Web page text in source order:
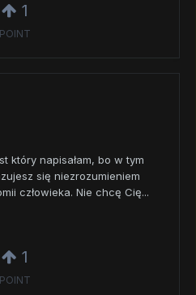
1
POINT
który napisałam, bo w tym
się niezrozumieniem
człowieka. Nie chcę Cię...
1
POINT